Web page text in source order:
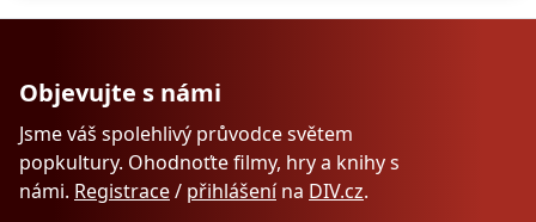
Objevujte s námi
Jsme váš spolehlivý průvodce světem
popkultury. Ohodnoťte filmy, hry a knihy s
námi. Registrace/ přihlášenína DIV.cz.